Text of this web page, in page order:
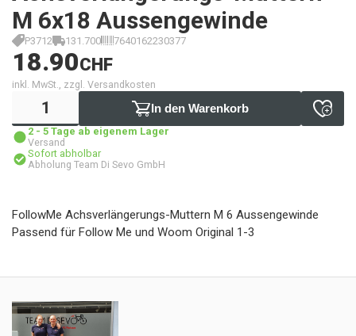
M 6x18 Aussengewinde
P3712 131.700 7640162230377
18.90CHF
inkl. MwSt., zzgl. Versandkosten
In den Warenkorb
2 - 5 Tage ab eigenem Lager
Versand
Sofort abholbar
Abholung Team Di Sevo GmbH
FollowMe Achsverlängerungs-Muttern M 6 Aussengewinde
Passend für Follow Me und Woom Original 1-3